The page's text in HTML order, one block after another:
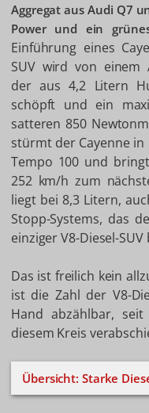
Aggregat aus Audi Q7
Power und ein
Einführung eines
SUV wird von einem
der aus 4,2 Litern
schöpft und ein
satteren 850
stürmt der Cayenne in
Tempo 100 und
252 km/h zum
liegt bei 8,3 Litern,
Stopp-Systems, das
einziger V8-Diesel-
Das ist freilich kein
ist die Zahl der V8-
Hand abzählbar,
diesem Kreis
Übersicht: Starke